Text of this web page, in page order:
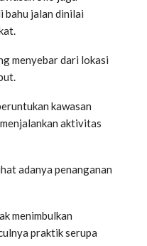
bahu jalan dinilai
menyebar dari lokasi
kawasan
aktivitas
adanya penanganan
menimbulkan
praktik serupa